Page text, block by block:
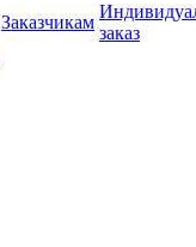
Заказчикам
заказ